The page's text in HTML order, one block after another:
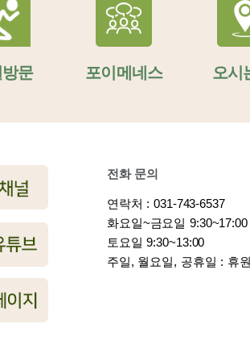
문 포이메네스 오시
전화 문의
연락처 : 031-743-6537
화요일~금요일 9:30~17:00
토요일 9:30~13:00
주일, 월요일, 공휴일 : 휴원